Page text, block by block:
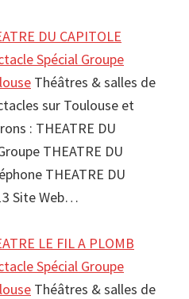
DU CAPITOLE
Spécial Groupe
Théâtres & salles de
sur Toulouse et
: THEATRE DU
THEATRE DU
THEATRE DU
Site Web…
LE FIL A PLOMB
Spécial Groupe
Théâtres & salles de